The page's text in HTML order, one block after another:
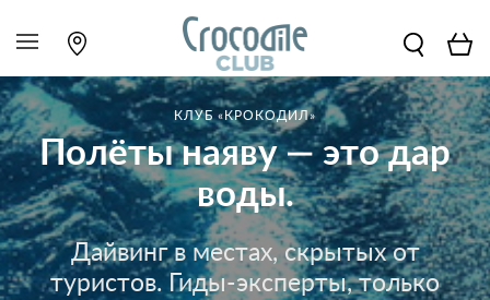
КЛУБ «КРОКОДИЛ»
Полёты наяву — это дар
воды.
Дайвинг в местах, скрытых от
туристов. Гиды-эксперты, только